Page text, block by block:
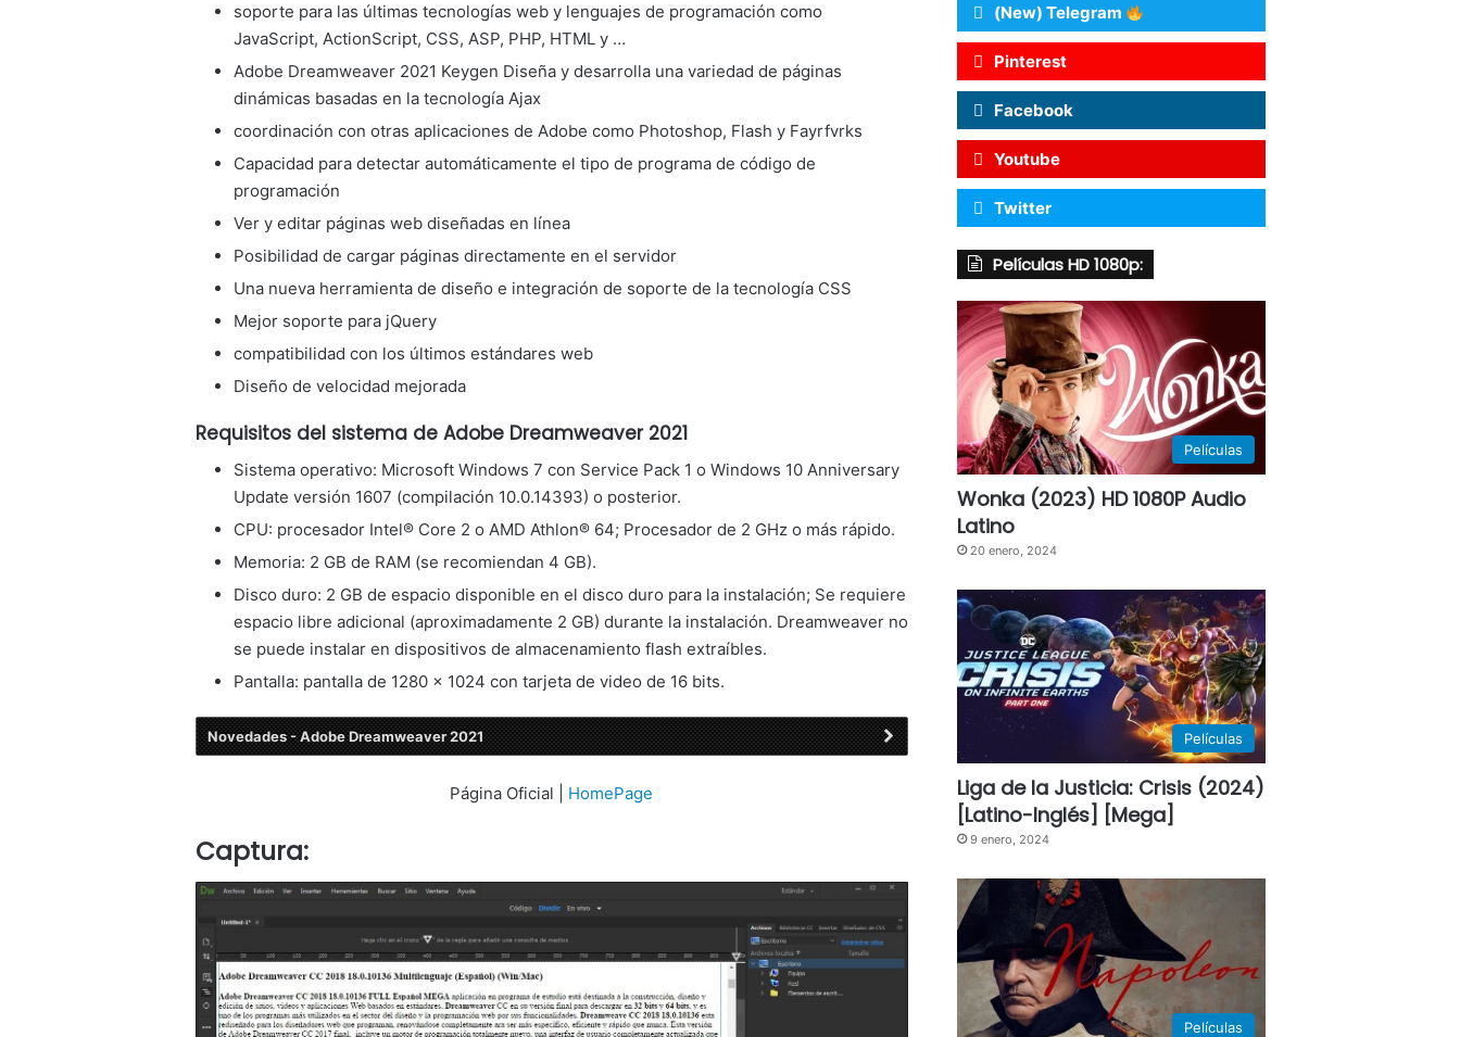
soporte para las últimas tecnologías web y lenguajes de programación como
JavaScript, ActionScript, CSS, ASP, PHP, HTML y …
Adobe Dreamweaver 2021 Keygen Diseña y desarrolla una variedad de páginas
dinámicas basadas en la tecnología Ajax
coordinación con otras aplicaciones de Adobe como Photoshop, Flash y Fayrfvrks
Capacidad para detectar automáticamente el tipo de programa de código de
programación
Ver y editar páginas web diseñadas en línea
Posibilidad de cargar páginas directamente en el servidor
Una nueva herramienta de diseño e integración de soporte de la tecnología CSS
Mejor soporte para jQuery
compatibilidad con los últimos estándares web
Diseño de velocidad mejorada
Requisitos del sistema de Adobe Dreamweaver 2021
Sistema operativo: Microsoft Windows 7 con Service Pack 1 o Windows 10 Anniversary
Update versión 1607 (compilación 10.0.14393) o posterior.
CPU: procesador Intel® Core 2 o AMD Athlon® 64; Procesador de 2 GHz o más rápido.
Memoria: 2 GB de RAM (se recomiendan 4 GB).
Disco duro: 2 GB de espacio disponible en el disco duro para la instalación; Se requiere
espacio libre adicional (aproximadamente 2 GB) durante la instalación. Dreamweaver no
se puede instalar en dispositivos de almacenamiento flash extraíbles.
Pantalla: pantalla de 1280 × 1024 con tarjeta de video de 16 bits.
Novedades - Adobe Dreamweaver 2021
Página Oficial | HomePage
Captura:
(New) Telegram
Pinterest
Facebook
Youtube
Twitter
Películas HD 1080p:
Películas
Wonka (2023) HD 1080P Audio
Latino
20 enero, 2024
Películas
Liga de la Justicia: Crisis (2024)
[Latino-Inglés] [Mega]
9 enero, 2024
Películas